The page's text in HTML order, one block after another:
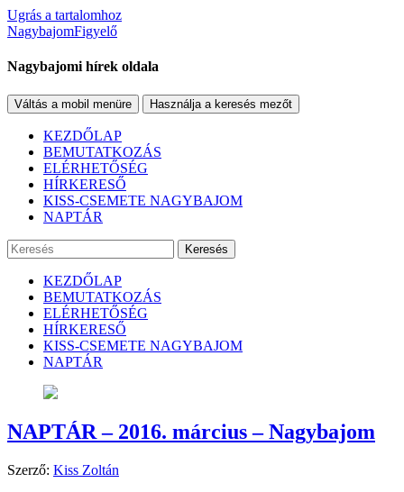
Ugrás a tartalomhoz
NagybajomFigyelő
Nagybajomi hírek oldala
Váltás a mobil menüre Használja a keresés mezőt
KEZDŐLAP
BEMUTATKOZÁS
ELÉRHETŐSÉG
HÍRKERESŐ
KISS-CSEMETE NAGYBAJOM
NAPTÁR
Keresés
KEZDŐLAP
BEMUTATKOZÁS
ELÉRHETŐSÉG
HÍRKERESŐ
KISS-CSEMETE NAGYBAJOM
NAPTÁR
NAPTÁR – 2016. március – Nagybajom
Szerző: Kiss Zoltán